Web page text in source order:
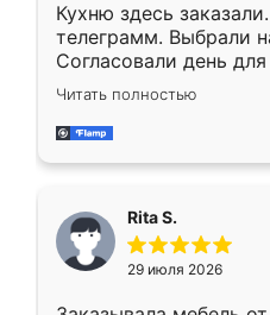
Кухню здесь
телеграмм. Выбрали
Согласовали день
недели кухня была
довольны работой.
мебель за
Читать полностью
Rita S.
29 июля 2026